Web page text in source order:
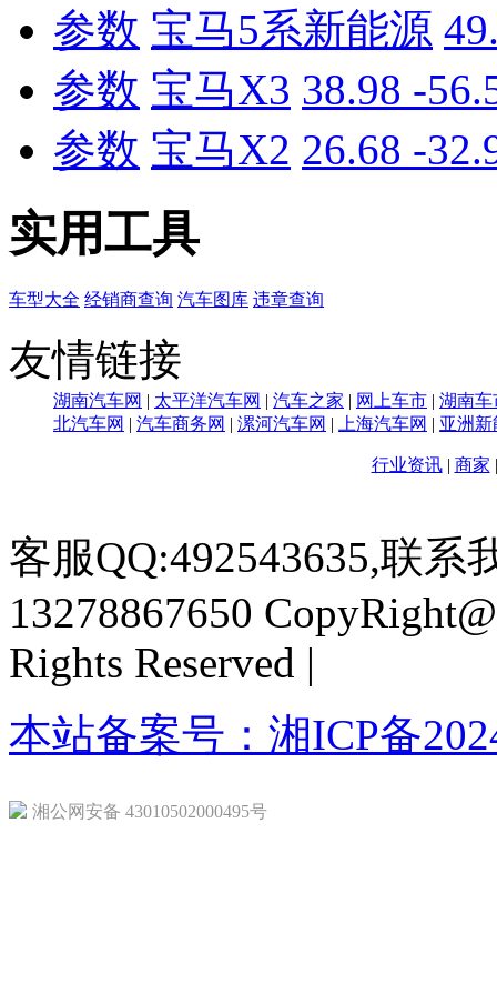
参数 宝马5系新能源
参数 宝马X3 38.98 -
参数 宝马X2 26.68 -
实用工具
车型大全 经销商查询 汽车图库 违章查询
友情链接
湖南汽车网 | 太平洋汽车网 | 汽车之家 | 网上车市 | 湖南车
北汽车网 | 汽车商务网 | 漯河汽车网 | 上海汽车网 | 亚洲
行业资讯| 商家
客服QQ:492543635,联系
13278867650
Rights Reserved |
本站备案号：湘ICP备
湘公网安备 43010502000495号